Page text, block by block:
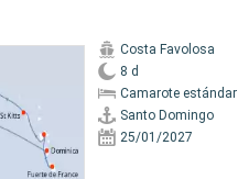
Costa Favolosa
8 d
Camarote estándar
Santo Domingo
25/01/2027